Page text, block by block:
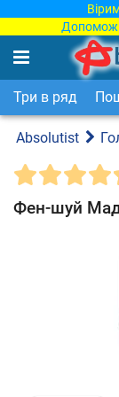
Три в ряд
Absolutist
Фен-шуй